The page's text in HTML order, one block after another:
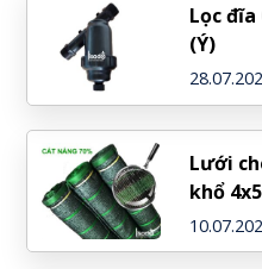
Lọc
(Ý)
Lưới
khổ